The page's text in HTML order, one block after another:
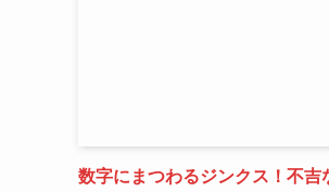
数字にまつわるジンクス！不吉